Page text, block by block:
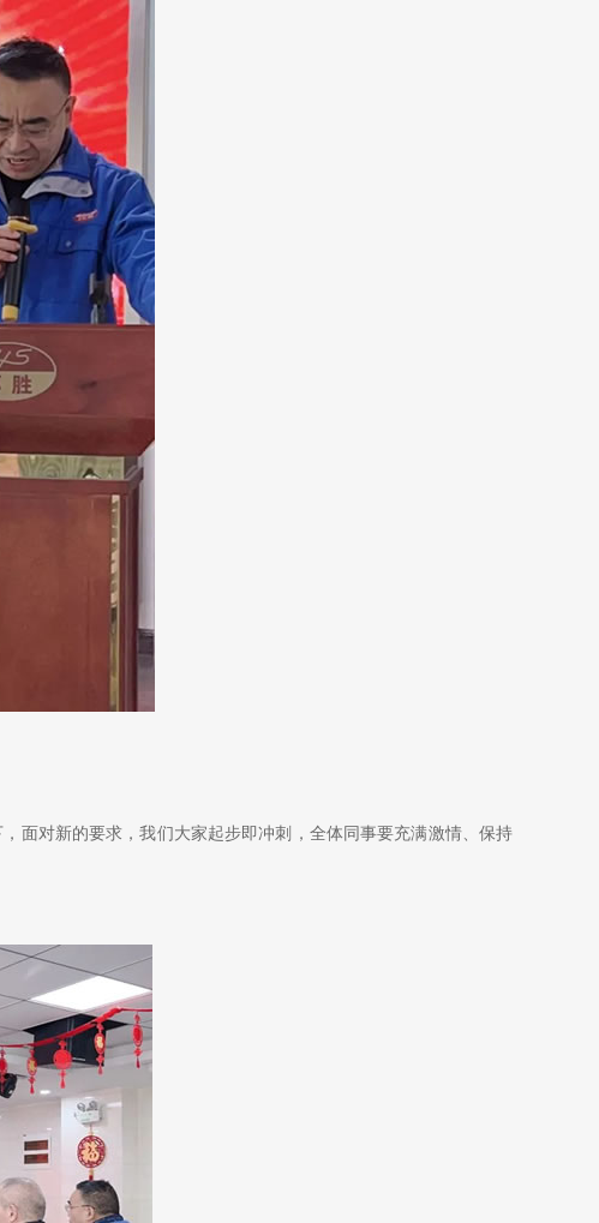
面对新的要求，我们大家起步即冲刺，全体同事要充满激情、保持